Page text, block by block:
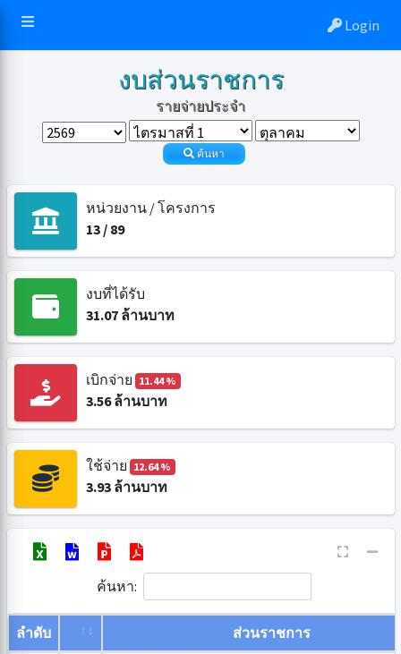
Login
งบส่วนราชการ
รายจ่ายประจำ
ค้นหา
หน่วยงาน / โครงการ
13/ 89
งบที่ได้รับ
31.07ล้านบาท
เบิกจ่าย 11.44 %
3.56ล้านบาท
ใช้จ่าย 12.64 %
3.93ล้านบาท
ค้นหา:
ลำดับ ส่วนราชการ